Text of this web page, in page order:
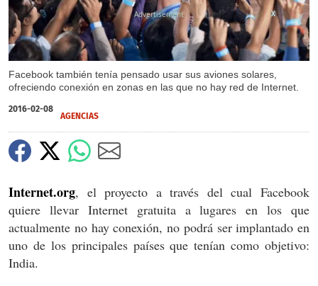
Facebook también tenía pensado usar sus aviones solares,
ofreciendo conexión en zonas en las que no hay red de Internet.
X
2016-02-08
AGENCIAS
Internet.org, el proyecto a través del cual Facebook
quiere llevar Internet gratuita a lugares en los que
actualmente no hay conexión, no podrá ser implantado en
uno de los principales países que tenían como objetivo:
India.